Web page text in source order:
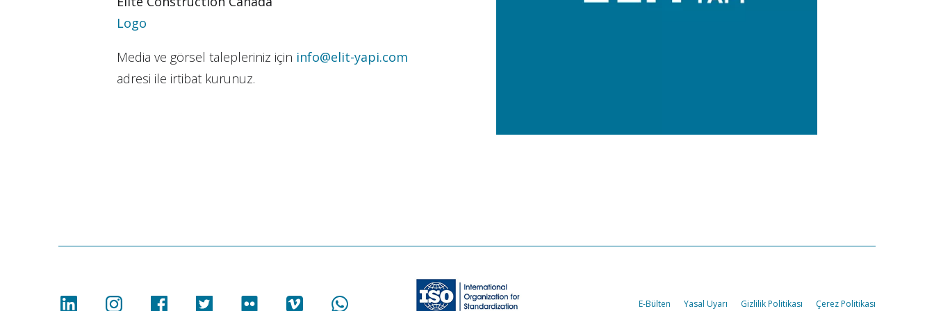
Projeler
Basında
Logo
Media ve görsel talepleriniz için info@elit-yapi.com
adresi ile irtibat kurunuz.
E-Bülten Yasal Uyarı Gizlilik Politikası Çerez Politikası